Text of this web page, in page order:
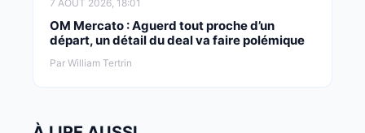
7 AOÛT 2026, 18:01
OM Mercato : Aguerd tout proche d’un
départ, un détail du deal va faire polémique
Par William Tertrin